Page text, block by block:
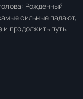
Рожденный
сильные падают,
и продолжить путь.